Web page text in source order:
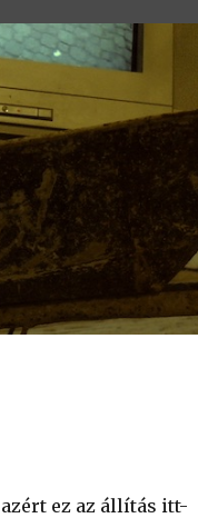
ez az állítás itt-